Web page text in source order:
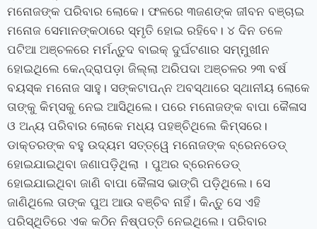
ମନୋଜଙ୍କ ପରିବାର ଲୋକେ। ଫଳରେ ୩ଜଣଙ୍କ ଜୀବନ ବଞ୍ଚାଇ
ମନୋଜ ସେମାନଙ୍କଠାରେ ସ୍ମୃତି ହୋଇ ରହିବେ। ୪ ଦିନ ତଳେ
ପଟିଆ ଅଞ୍ଚଳରେ ମର୍ମନ୍ତୁଦ ବାଇକ୍‍ ଦୁର୍ଘଟଣାର ସମ୍ମୁଖୀନ
ହୋଇଥିଲେ କେନ୍ଦ୍ରାପଡ଼ା ଜିଲ୍ଲା ଅରିପଦା ଅଞ୍ଚଳର ୨୩ ବର୍ଷ
ବୟସ୍କ ମନୋଜ ସାହୁ। ସଙ୍କଟାପନ୍ନ ଅବସ୍ଥାରେ ସ୍ଥାନୀୟ ଲୋକେ
ତାଙ୍କୁ କିମ୍‍ସକୁ ନେଇ ଆସିଥିଲେ। ପରେ ମନୋଜଙ୍କ ବାପା କୈଳାସ
ଓ ଅନ୍ୟ ପରିବାର ଲୋକେ ମଧ୍ୟ ପହଞ୍ଚିଥିଲେ କିମ୍‍ସରେ।
ଡାକ୍ତରଙ୍କ ବହୁ ଉଦ୍ୟମ ସତ୍ତ୍ୱେ ମନୋଜଙ୍କ ବ୍ରେନଡେଡ୍‍
ହୋଇଯାଇଥିବା ଜଣାପଡ଼ିଥିଲା । ପୁଅର ବ୍ରେନଡେଡ୍‍
ହୋଇଯାଇଥିବା ଜାଣି ବାପା କୈଳାସ ଭାଙ୍ଗି ପଡ଼ିଥିଲେ। ସେ
ଜାଣିଥିଲେ ତାଙ୍କ ପୁଅ ଆଉ ବଞ୍ଚିବ ନାହିଁ। କିନ୍ତୁ ସେ ଏହି
ପରିସ୍ଥିତିରେ ଏକ କଠିନ ନିଷ୍ପତ୍ତି ନେଇଥିଲେ। ପରିବାର